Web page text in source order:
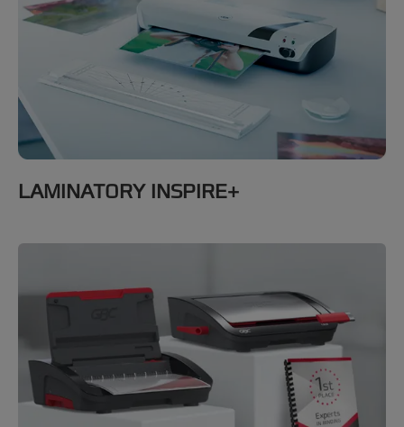
LAMINATORY INSPIRE+